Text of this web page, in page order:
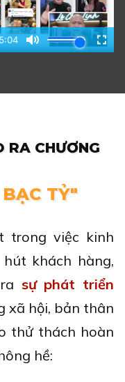
RA CHƯƠNG
TỶ"
trong việc kinh
khách hàng,
sự phát triển
xã hội, bản thân
thử thách hoàn
hề: